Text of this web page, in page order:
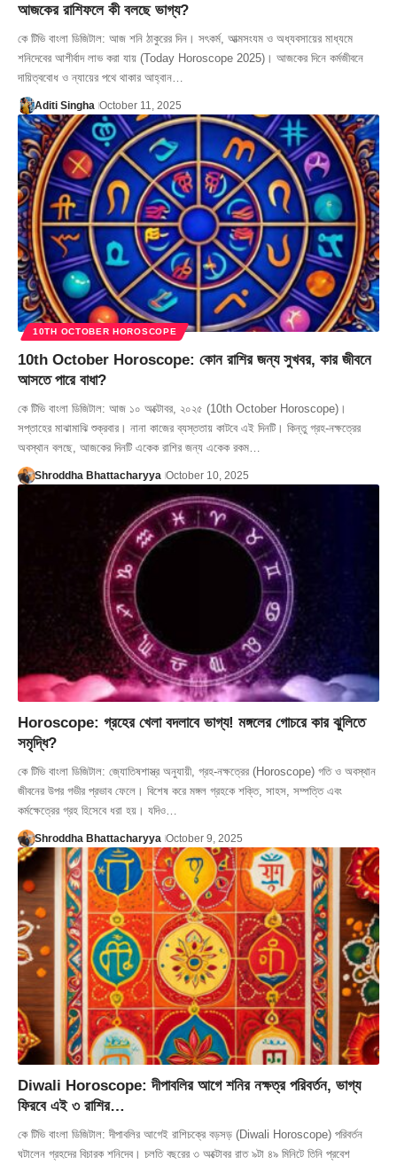
আজকের রাশিফলে কী বলছে ভাগ্য?
কে টিভি বাংলা ডিজিটাল: আজ শনি ঠাকুরের দিন। সৎকর্ম, আত্মসংযম ও অধ্যবসায়ের মাধ্যমে
শনিদেবের আশীর্বাদ লাভ করা যায় (Today Horoscope 2025)। আজকের দিনে কর্মজীবনে
দায়িত্ববোধ ও ন্যায়ের পথে থাকার আহ্বান…
Aditi Singha October 11, 2025
10TH OCTOBER HOROSCOPE
10th October Horoscope: কোন রাশির জন্য সুখবর, কার জীবনে
আসতে পারে বাধা?
কে টিভি বাংলা ডিজিটাল: আজ ১০ অক্টোবর, ২০২৫ (10th October Horoscope)।
সপ্তাহের মাঝামাঝি শুক্রবার। নানা কাজের ব্যস্ততায় কাটবে এই দিনটি। কিন্তু গ্রহ-নক্ষত্রের
অবস্থান বলছে, আজকের দিনটি একেক রাশির জন্য একেক রকম…
Shroddha Bhattacharyya October 10, 2025
Horoscope: গ্রহের খেলা বদলাবে ভাগ্য! মঙ্গলের গোচরে কার ঝুলিতে
সমৃদ্ধি?
কে টিভি বাংলা ডিজিটাল: জ্যোতিষশাস্ত্র অনুযায়ী, গ্রহ-নক্ষত্রের (Horoscope) গতি ও অবস্থান
জীবনের উপর গভীর প্রভাব ফেলে। বিশেষ করে মঙ্গল গ্রহকে শক্তি, সাহস, সম্পত্তি এবং
কর্মক্ষেত্রের গ্রহ হিসেবে ধরা হয়। যদিও…
Shroddha Bhattacharyya October 9, 2025
Diwali Horoscope: দীপাবলির আগে শনির নক্ষত্র পরিবর্তন, ভাগ্য
ফিরবে এই ৩ রাশির…
কে টিভি বাংলা ডিজিটাল: দীপাবলির আগেই রাশিচক্রে বড়সড় (Diwali Horoscope) পরিবর্তন
ঘটালেন গ্রহদের বিচারক শনিদেব। চলতি বছরের ৩ অক্টোবর রাত ৯টা ৪৯ মিনিটে তিনি প্রবেশ